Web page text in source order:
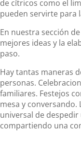
de cítricos como el
pueden servirte para
En nuestra sección de
mejores ideas y la
paso.
Hay tantas maneras
personas.
familiares. Festejos
mesa y conversando.
universal de
compartiendo una